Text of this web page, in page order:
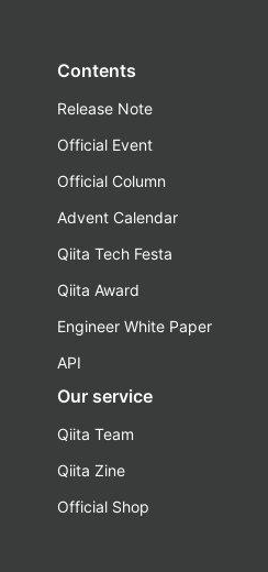
Contents
Release Note
Official Event
Official Column
Advent Calendar
Qiita Tech Festa
Qiita Award
Engineer White Paper
API
Our service
Qiita Team
Qiita Zine
Official Shop